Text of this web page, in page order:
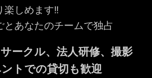
楽しめます‼︎
とあなたのチームで独占
ークル、法人研修、撮影
トでの貸切も歓迎